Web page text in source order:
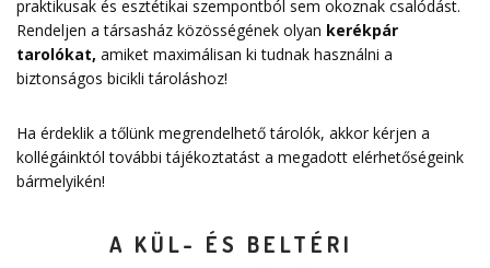
praktikusak és esztétikai szempontból sem okoznak csalódást.
Rendeljen a társasház közösségének olyan kerékpár
tarolókat, amiket maximálisan ki tudnak használni a
biztonságos bicikli tároláshoz!
Ha érdeklik a tőlünk megrendelhető tárolók, akkor kérjen a
kollégáinktól további tájékoztatást a megadott elérhetőségeink
bármelyikén!
A KÜL- ÉS BELTÉRI